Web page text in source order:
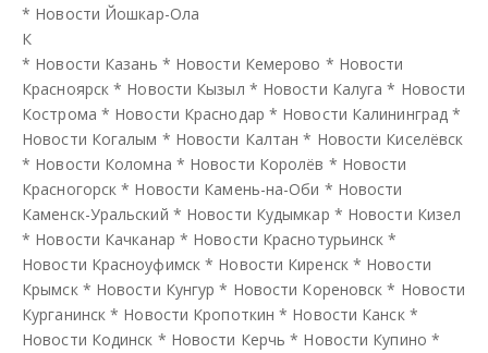
* Новости Йошкар-Ола
К
* Новости Казань * Новости Кемерово * Новости
Красноярск * Новости Кызыл * Новости Калуга * Новости
Кострома * Новости Краснодар * Новости Калининград *
Новости Когалым * Новости Калтан * Новости Киселёвск
* Новости Коломна * Новости Королёв * Новости
Красногорск * Новости Камень-на-Оби * Новости
Каменск-Уральский * Новости Кудымкар * Новости Кизел
* Новости Качканар * Новости Краснотурьинск *
Новости Красноуфимск * Новости Киренск * Новости
Крымск * Новости Кунгур * Новости Кореновск * Новости
Курганинск * Новости Кропоткин * Новости Канск *
Новости Кодинск * Новости Керчь * Новости Купино *